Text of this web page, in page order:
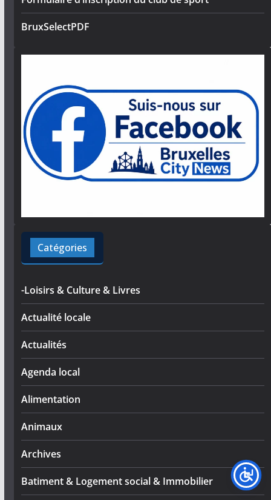
BruxSelectPDF
Catégories
-Loisirs & Culture & Livres
Actualité locale
Actualités
Agenda local
Alimentation
Animaux
Archives
Batiment & Logement social & Immobilier